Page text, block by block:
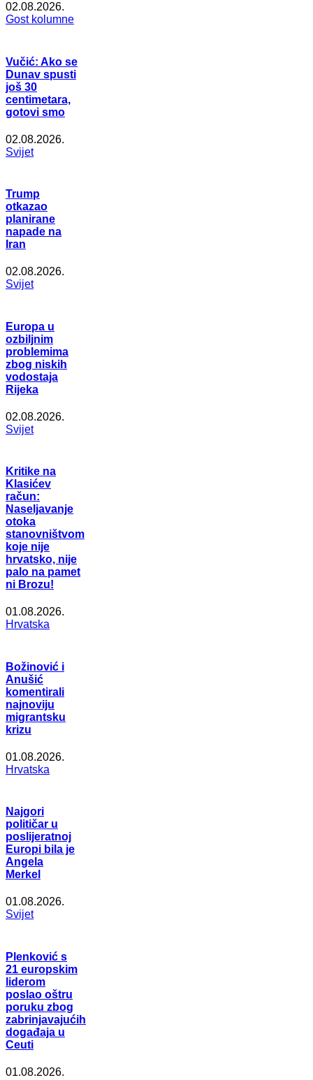
02.08.2026.
Gost kolumne
Vučić: Ako se
Dunav spusti
još 30
centimetara,
gotovi smo
02.08.2026.
Svijet
Trump
otkazao
planirane
napade na
Iran
02.08.2026.
Svijet
Europa u
ozbiljnim
problemima
zbog niskih
vodostaja
Rijeka
02.08.2026.
Svijet
Kritike na
Klasićev
račun:
Naseljavanje
otoka
stanovništvom
koje nije
hrvatsko, nije
palo na pamet
ni Brozu!
01.08.2026.
Hrvatska
Božinović i
Anušić
komentirali
najnoviju
migrantsku
krizu
01.08.2026.
Hrvatska
Najgori
političar u
poslijeratnoj
Europi bila je
Angela
Merkel
01.08.2026.
Svijet
Plenković s
21 europskim
liderom
poslao oštru
poruku zbog
zabrinjavajućih
događaja u
Ceuti
01.08.2026.